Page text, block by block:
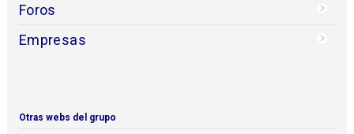
Foros
Empresas
Otras webs del grupo